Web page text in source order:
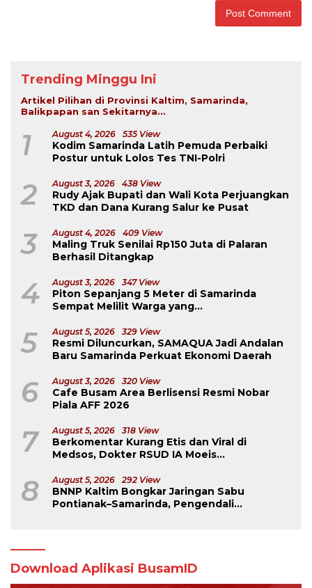
Trending Minggu Ini
Artikel Pilihan di Provinsi Kaltim, Samarinda,
Balikpapan san Sekitarnya...
1 August 4, 2026 535 View
Kodim Samarinda Latih Pemuda Perbaiki
Postur untuk Lolos Tes TNI-Polri
2 August 3, 2026 438 View
Rudy Ajak Bupati dan Wali Kota Perjuangkan
TKD dan Dana Kurang Salur ke Pusat
3 August 4, 2026 409 View
Maling Truk Senilai Rp150 Juta di Palaran
Berhasil Ditangkap
4 August 3, 2026 347 View
Piton Sepanjang 5 Meter di Samarinda
Sempat Melilit Warga yang
5 August 5, 2026 329 View
Resmi Diluncurkan, SAMAQUA Jadi Andalan
Baru Samarinda Perkuat Ekonomi Daerah
6 August 3, 2026 320 View
Cafe Busam Area Berlisensi Resmi Nobar
Piala AFF 2026
7 August 5, 2026 318 View
Berkomentar Kurang Etis dan Viral di
Medsos, Dokter RSUD IA Moeis
8 August 5, 2026 292 View
BNNP Kaltim Bongkar Jaringan Sabu
Pontianak–Samarinda, Pengendali
Download Aplikasi BusamID